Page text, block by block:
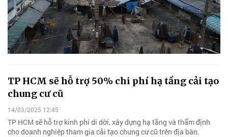
TP HCM sẽ hỗ trợ 50% chi phí hạ tầng cải tạo
chung cư cũ
14/03/2025 12:45
TP HCM sẽ hỗ trợ kinh phí di dời, xây dựng hạ tầng và thẩm định
cho doanh nghiệp tham gia cải tạo chung cư cũ trên địa bàn.